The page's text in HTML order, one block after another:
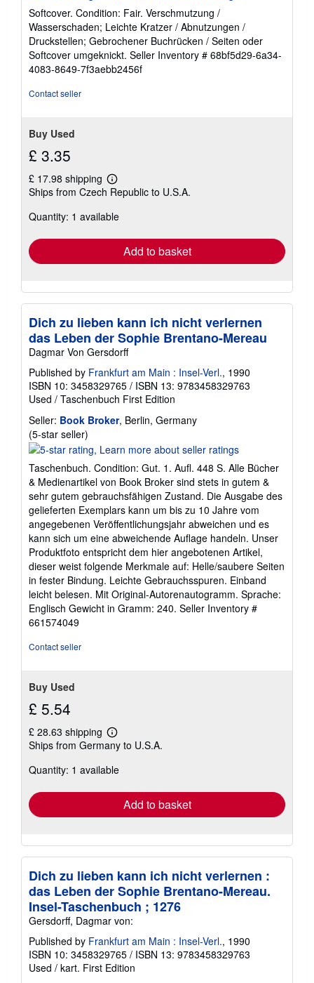
out
of
5
stars
Softcover. Condition: Fair. Verschmutzung /
Wasserschaden; Leichte Kratzer / Abnutzungen /
Druckstellen; Gebrochener Buchrücken / Seiten oder
Softcover umgeknickt. Seller Inventory # 68bf5d29-6a34-
4083-8649-7f3aebb2456f
Contact seller
Buy Used
£ 3.35
£ 17.98 shipping
Learn
more
shipping
Ships from Czech Republic to U.S.A.
Quantity: 1 available
Add to basket
Dich zu lieben kann ich nicht verlernen
das Leben der Sophie Brentano-Mereau
Dagmar Von Gersdorff
Published by Frankfurt am Main : Insel-Verl., 1990
ISBN 10: 3458329765 / ISBN 13: 9783458329763
Used / Taschenbuch First Edition
Seller: Book Broker, Berlin, Germany
(5-star seller)
rating
out
of
5
stars
Taschenbuch. Condition: Gut. 1. Aufl. 448 S. Alle Bücher
& Medienartikel von Book Broker sind stets in gutem &
sehr gutem gebrauchsfähigen Zustand. Die Ausgabe des
gelieferten Exemplars kann um bis zu 10 Jahre vom
angegebenen Veröffentlichungsjahr abweichen und es
kann sich um eine abweichende Auflage handeln. Unser
Produktfoto entspricht dem hier angebotenen Artikel,
dieser weist folgende Merkmale auf: Helle/saubere Seiten
in fester Bindung. Leichte Gebrauchsspuren. Einband
leicht belesen. Mit Original-Autorenautogramm. Sprache:
Englisch Gewicht in Gramm: 240. Seller Inventory #
661574049
Contact seller
Buy Used
£ 5.54
£ 28.63 shipping
Learn
more
shipping
Ships from Germany to U.S.A.
Quantity: 1 available
Add to basket
Dich zu lieben kann ich nicht verlernen :
das Leben der Sophie Brentano-Mereau.
Insel-Taschenbuch ; 1276
Gersdorff, Dagmar von:
Published by Frankfurt am Main : Insel-Verl., 1990
ISBN 10: 3458329765 / ISBN 13: 9783458329763
Used / kart. First Edition